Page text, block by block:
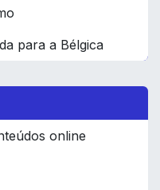
para a Bélgica
online